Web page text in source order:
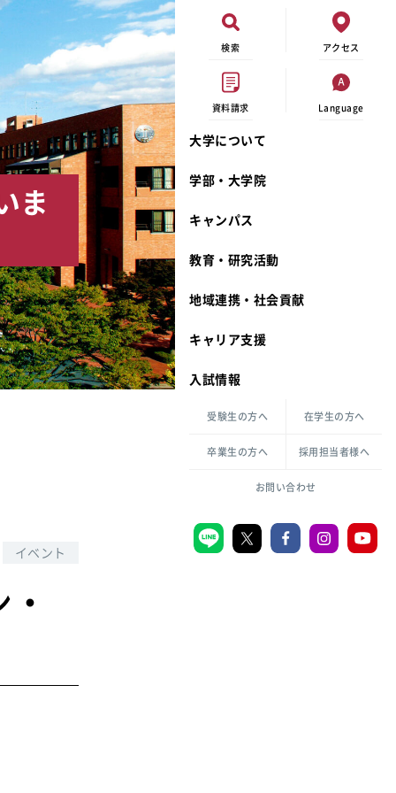
検索 アクセス
資料請求 Language
大学について
宮城学院 校歌
礼拝堂
カリキュラム・ポリシー
倫理憲章
ハラスメントの防止
共生のための多様性宣言
学部・大学院
生活文化デザイン学科
一般教育課程
キャンパス
奨学金
大学祭
キャンパスメンバーズ
教職センター
学芸員課程
図書館司書課程
教育・研究活動動物実験に関する情報公開
キリスト教文化研究所
生活環境科学研究所
地域連携・社会貢献
カリキュラム・入室方法
キャリア支援
入試情報
受験生の方へ 在学生の方へ
卒業生の方へ 採用担当者様へ
お問い合わせ
ま
イベント